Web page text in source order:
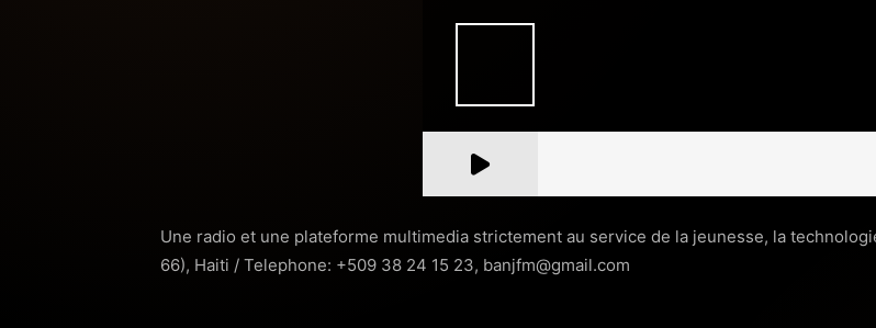
Une radio et une plateforme multimedia strictement au service de la jeunesse, la
66), Haiti / Telephone: +509 38 24 15 23, banjfm@gmail.com